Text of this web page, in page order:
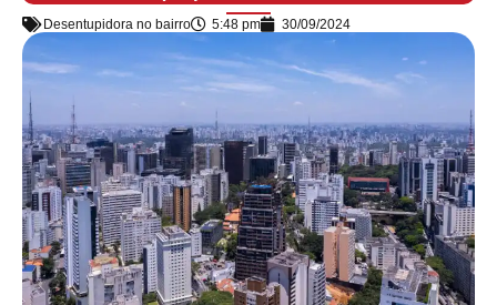
Desentupidora no bairro 5:48 pm 30/09/2024